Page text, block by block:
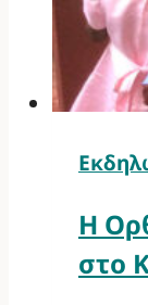
Η
στο